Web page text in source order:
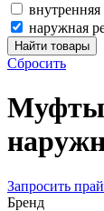
Муфты
Запросить
Бренд
внутренняя
наружная
Сбросить